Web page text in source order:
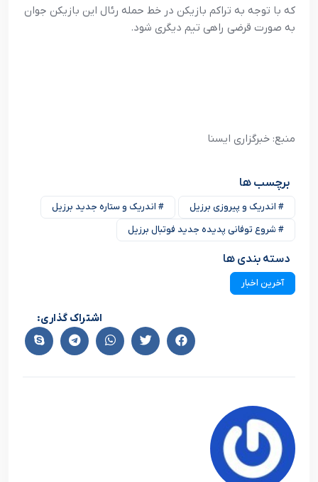
که با توجه به تراکم بازیکن در خط حمله رئال این بازیکن جوان
به صورت قرضی راهی تیم دیگری شود.
منبع: خبرگزاری ایسنا
برچسب ها
# اندریک و پیروزی برزیل
# اندریک و ستاره جدید برزیل
# شروع توفانی پدیده جدید فوتبال برزیل
دسته بندی ها
آخرین اخبار
اشتراک گذاری: